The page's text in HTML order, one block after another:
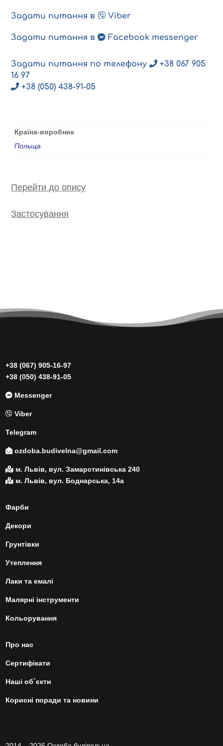
Задати питання в Viber
Задати питання в Facebook messenger
Задати питання по телефону
+38 067 905
16 97
+38 (050) 438-91-05
Країна-виробник
Польща
Перейти до опису
Застосування
+38 (067) 905-16-97
+38 (050) 438-91-05
Messenger
Viber
Telegram
ozdoba.budivelna@gmail.com
м. Львів, вул. Замарстинівська 240
м. Львів, вул. Боднарська, 14а
Фарби
Декори
Грунтівки
Утеплення
Лаки та емалі
Малярні інструменти
Кольорування
Про нас
Сертифікати
Наші об`єкти
Корисні поради та новини